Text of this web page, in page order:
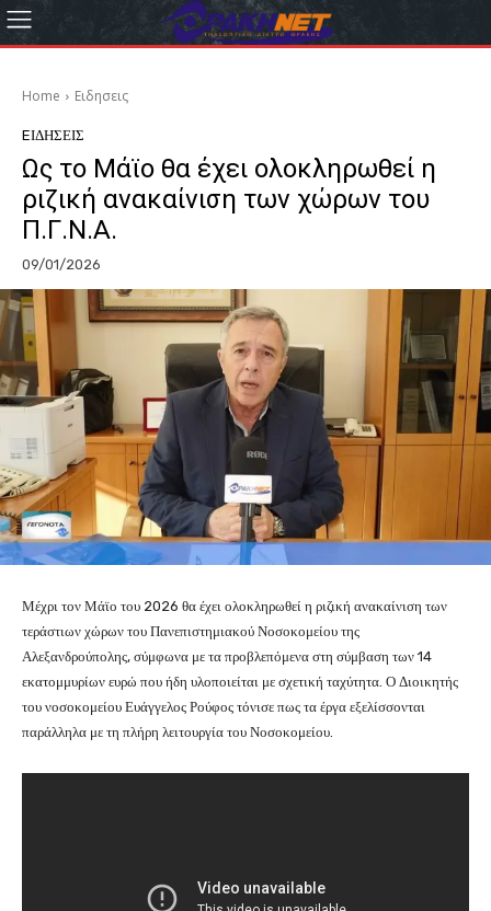
Home Eιδησεις
EΙΔΗΣΕΙΣ
Ως το Μάϊο θα έχει ολοκληρωθεί η
ριζική ανακαίνιση των χώρων του
Π.Γ.Ν.Α.
09/01/2026
Μέχρι τον Μάϊο του 2026 θα έχει ολοκληρωθεί η ριζική ανακαίνιση των
τεράστιων χώρων του Πανεπιστημιακού Νοσοκομείου της
Αλεξανδρούπολης, σύμφωνα με τα προβλεπόμενα στη σύμβαση των 14
εκατομμυρίων ευρώ που ήδη υλοποιείται με σχετική ταχύτητα. Ο Διοικητής
του νοσοκομείου Ευάγγελος Ρούφος τόνισε πως τα έργα εξελίσσονται
παράλληλα με τη πλήρη λειτουργία του Νοσοκομείου.